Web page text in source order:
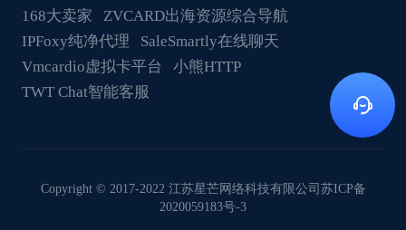
168大卖家
ZVCARD出海资源综合导航
IPFoxy纯净代理
SaleSmartly在线聊天
Vmcardio虚拟卡平台
小熊HTTP
TWT Chat智能客服
Copyright © 2017-2022 江苏星芒网络科技有限公司苏ICP备
2020059183号-3